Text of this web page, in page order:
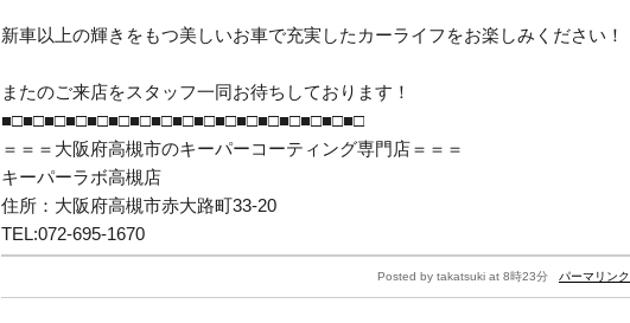
新車以上の輝きをもつ美しいお車で充実したカーライフをお楽しみください！
またのご来店をスタッフ一同お待ちしております！
■□■□■□■□■□■□■□■□■□■□■□■□■□■□■□■□■□
＝＝＝大阪府高槻市のキーパーコーティング専門店＝＝＝
キーパーラボ高槻店
住所：大阪府高槻市赤大路町33-20
TEL:072-695-1670
Posted by takatsuki at 8時23分 パーマリンク